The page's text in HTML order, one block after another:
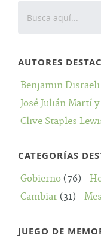
AUTORES
Benjamin Disraeli
José Julián Martí
Clive Staples
CATEGORÍAS
Gobierno (76)
Cambiar (31)
JUEGO DE